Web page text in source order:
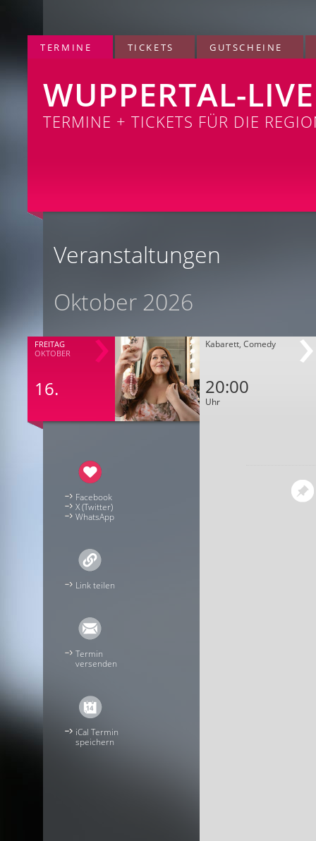
TERMINE TICKETS GUTSCHEINE
WUPPERTAL-LIVE
TERMINE + TICKETS FÜR DIE
Veranstaltungen
Oktober 2026
FREITAG
OKTOBER
16.
Kabarett, Comedy
20:00
Uhr
Facebook
X (Twitter)
WhatsApp
Link teilen
Termin
versenden
iCal Termin
speichern